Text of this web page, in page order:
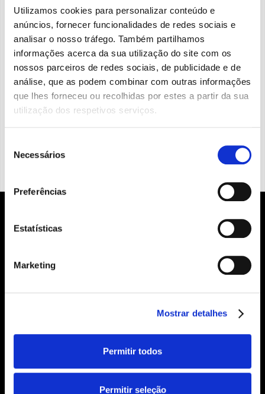
Utilizamos cookies para personalizar conteúdo e
anúncios, fornecer funcionalidades de redes sociais e
analisar o nosso tráfego. Também partilhamos
informações acerca da sua utilização do site com os
nossos parceiros de redes sociais, de publicidade e de
análise, que as podem combinar com outras informações
que lhes forneceu ou recolhidas por estes a partir da sua
utilização dos respetivos serviços.
Necessários
Preferências
Estatísticas
Marketing
Mostrar detalhes
Permitir todos
Permitir seleção
I agree to thePrivacy Notice
standout@bloomcast.pt